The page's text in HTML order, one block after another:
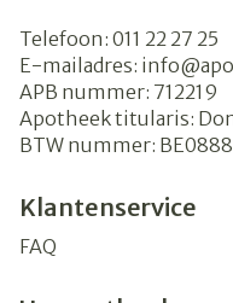
Telefoon: 011 22 27 25
E-mailadres: info@
APB nummer: 712219
Apotheek titularis:
BTW nummer:
Klantenservice
FAQ